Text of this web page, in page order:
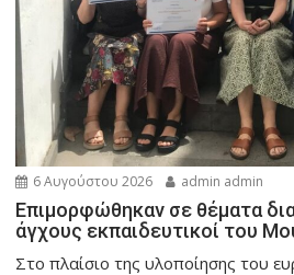
6 Αυγούστου 2026 admin admin
Eπιμορφώθηκαν σε θέματα
άγχους εκπαιδευτικοί του
Στο πλαίσιο της υλοποίησης του